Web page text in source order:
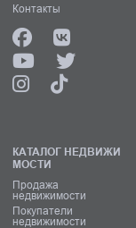
Контакты
КАТАЛОГ НЕДВИЖИ
МОСТИ
Продажа
недвижимости
Покупатели
недвижимости